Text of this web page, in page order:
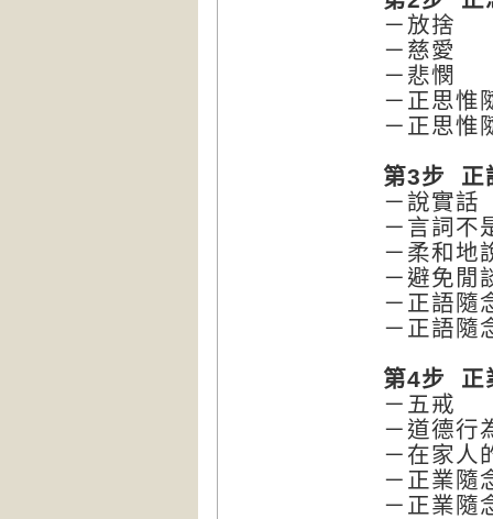
－放捨
－慈愛
－悲憫
－正思惟
－正思惟
第3步 正
－說實話
－言詞不
－柔和地
－避免閒
－正語隨
－正語隨
第4步 正
－五戒
－道德行
－在家人
－正業隨
－正業隨